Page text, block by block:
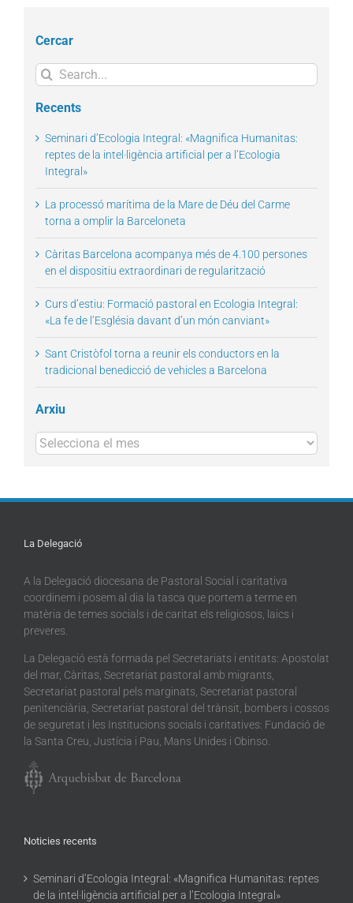
Cercar
Search
for:
Recents
Seminari d’Ecologia Integral: «Magnifica Humanitas:
reptes de la intel·ligència artificial per a l’Ecologia
Integral»
La processó marítima de la Mare de Déu del Carme
torna a omplir la Barceloneta
Càritas Barcelona acompanya més de 4.100 persones
en el dispositiu extraordinari de regularització
Curs d’estiu: Formació pastoral en Ecologia Integral:
«La fe de l’Església davant d’un món canviant»
Sant Cristòfol torna a reunir els conductors en la
tradicional benedicció de vehicles a Barcelona
Arxiu
Arxius
La Delegació
A la Delegació diocesana de Pastoral Social i caritativa
coordinem i posem al dia la tasca que portem a terme en
matèria de temes socials i de caritat els religiosos, laics i
preveres.
La Delegació està formada pel Secretariats i entitats: Apostolat
del mar, Càritas, Secretariat pastoral amb migrants,
Secretariat pastoral pels marginats, Secretariat pastoral
penitenciària, Secretariat pastoral del trànsit, bombers i cossos
de seguretat i les Institucions socials i caritatives: Fundació de
la Santa Creu, Justícia i Pau, Mans Unides i Obinso.
Noticies recents
Seminari d’Ecologia Integral: «Magnifica Humanitas: reptes
de la intel·ligència artificial per a l’Ecologia Integral»